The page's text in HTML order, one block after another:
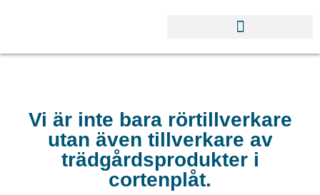
Vi är inte bara rörtillverkare
utan även tillverkare av
trädgårdsprodukter i
cortenplåt.